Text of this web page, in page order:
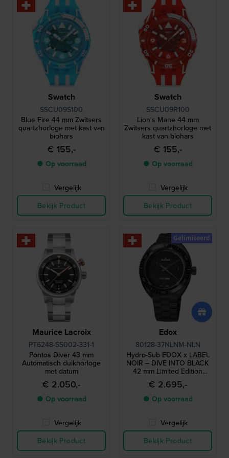
Swatch
SSCU09S100
Blue Fire 44 mm Zwitsers
quartzhorloge met kast van
biohars
€ 155,-
● Op voorraad
Vergelijk
Bekijk Product
Swatch
SSCU09R100
Lion's Mane 44 mm
Zwitsers quartzhorloge met
kast van biohars
€ 155,-
● Op voorraad
Vergelijk
Bekijk Product
Maurice Lacroix
PT6248-SS002-331-1
Pontos Diver 43 mm
Automatisch duikhorloge
met datum
€ 2.050,-
● Op voorraad
Vergelijk
Bekijk Product
Edox
80128-37NLNM-NLN
Hydro-Sub EDOX x LABEL
NOIR – DIVE INTO BLACK
42 mm Limited Edition
Zwitsers chronometer-
duikhorloge
€ 2.695,-
● Op voorraad
Vergelijk
Bekijk Product
Gelimiteerd